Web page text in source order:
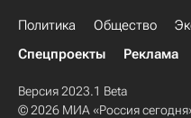
Политика Общество
Спецпроекты
Реклама
Версия 2023.1 Beta
© 2026 МИА «Россия